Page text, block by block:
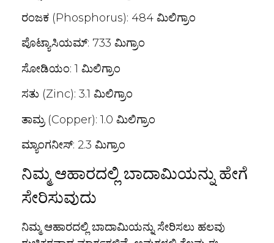
ರಂಜಕ (Phosphorus): 484 ಮಿಲಿಗ್ರಾಂ
ಪೊಟ್ಯಾಸಿಯಮ್: 733 ಮಿಗ್ರಾಂ
ಸೋಡಿಯಂ: 1 ಮಿಲಿಗ್ರಾಂ
ಸತು (Zinc): 3.1 ಮಿಲಿಗ್ರಾಂ
ತಾಮ್ರ (Copper): 1.0 ಮಿಲಿಗ್ರಾಂ
ಮ್ಯಾಂಗನೀಸ್: 2.3 ಮಿಗ್ರಾಂ
ನಿಮ್ಮ ಆಹಾರದಲ್ಲಿ ಬಾದಾಮಿಯನ್ನು ಹೇಗೆ
ಸೇರಿಸುವುದು
ನಿಮ್ಮ ಆಹಾರದಲ್ಲಿ ಬಾದಾಮಿಯನ್ನು ಸೇರಿಸಲು ಹಲವು